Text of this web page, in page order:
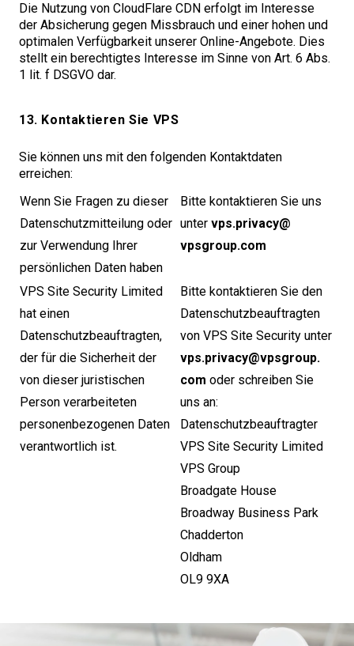
Die Nutzung von CloudFlare CDN erfolgt im Interesse
der Absicherung gegen Missbrauch und einer hohen und
optimalen Verfügbarkeit unserer Online-Angebote. Dies
stellt ein berechtigtes Interesse im Sinne von Art. 6 Abs.
1 lit. f DSGVO dar.
13. Kontaktieren Sie VPS
Sie können uns mit den folgenden Kontaktdaten
erreichen:
Wenn Sie Fragen zu dieser
Datenschutzmitteilung oder
zur Verwendung Ihrer
persönlichen Daten haben
Bitte kontaktieren Sie uns
unter vps.​privacy@​
vpsgroup.​com
VPS Site Security Limited
hat einen
Datenschutzbeauftragten,
der für die Sicherheit der
von dieser juristischen
Person verarbeiteten
personenbezogenen Daten
verantwortlich ist.
Bitte kontaktieren Sie den
Datenschutzbeauftragten
von VPS Site Security unter
vps.​privacy@​vpsgroup.​
com oder schreiben Sie
uns an:
Datenschutzbeauftragter
VPS Site Security Limited
VPS Group
Broadgate House
Broadway Business Park
Chadderton
Oldham
OL9 9XA